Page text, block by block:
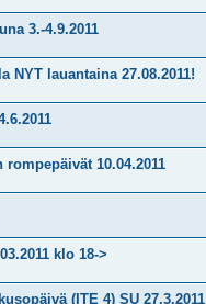
3.-4.9.2011
lauantaina 27.08.2011!
10.04.2011
klo 18->
(ITE 4) SU 27.3.2011